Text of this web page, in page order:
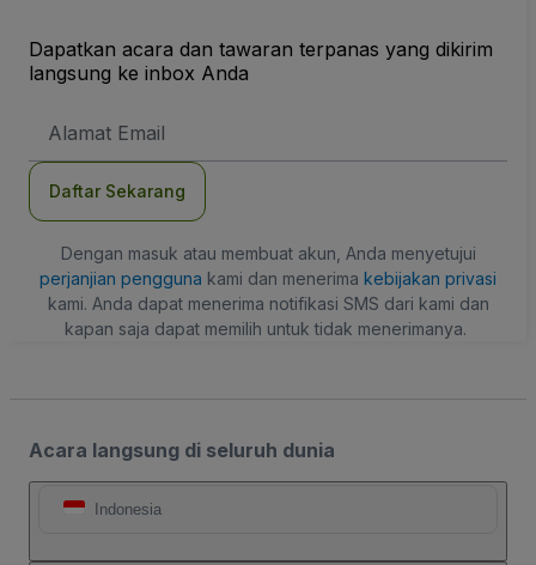
Dapatkan acara dan tawaran terpanas yang dikirim
langsung ke inbox Anda
Email
Daftar Sekarang
Dengan masuk atau membuat akun, Anda menyetujui
perjanjian pengguna kami dan menerima kebijakan privasi
kami. Anda dapat menerima notifikasi SMS dari kami dan
kapan saja dapat memilih untuk tidak menerimanya.
Acara langsung di seluruh dunia
Indonesia